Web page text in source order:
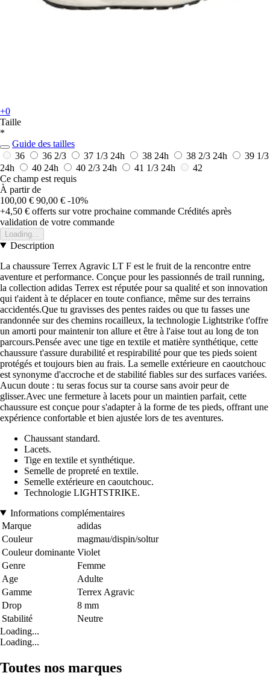
+0
Taille
*
Guide des tailles
36
36 2/3 37 1/3 24h 38 24h 38 2/3 24h
39 1/3
24h
40 24h 40 2/3 24h 41 1/3 24h
42
Ce champ est requis
À partir de
100,00 € 90,00 € -10%
+4,50 € offerts sur votre prochaine commande Crédités après
validation de votre commande
Loading...
Description
La chaussure Terrex Agravic LT F est le fruit de la rencontre entre
aventure et performance. Conçue pour les passionnés de trail running,
la collection adidas Terrex est réputée pour sa qualité et son innovation
qui t'aident à te déplacer en toute confiance, même sur des terrains
accidentés.Que tu gravisses des pentes raides ou que tu fasses une
randonnée sur des chemins rocailleux, la technologie Lightstrike t'offre
un amorti pour maintenir ton allure et être à l'aise tout au long de ton
parcours.Pensée avec une tige en textile et matière synthétique, cette
chaussure t'assure durabilité et respirabilité pour que tes pieds soient
protégés et toujours bien au frais. La semelle extérieure en caoutchouc
est synonyme d'accroche et de stabilité fiables sur des surfaces variées.
Aucun doute : tu seras focus sur ta course sans avoir peur de
glisser.Avec une fermeture à lacets pour un maintien parfait, cette
chaussure est conçue pour s'adapter à la forme de tes pieds, offrant une
expérience confortable et bien ajustée lors de tes aventures.
Chaussant standard.
Lacets.
Tige en textile et synthétique.
Semelle de propreté en textile.
Semelle extérieure en caoutchouc.
Technologie LIGHTSTRIKE.
Informations complémentaires
Marque
adidas
Couleur
magmau/dispin/soltur
Couleur dominante Violet
Genre
Femme
Age
Adulte
Gamme
Terrex Agravic
Drop
8 mm
Stabilité
Neutre
Loading...
Loading...
Toutes nos marques